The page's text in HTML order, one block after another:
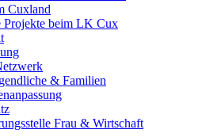
Cuxland
Projekte beim LK Cux
& Familien
Frau & Wirtschaft